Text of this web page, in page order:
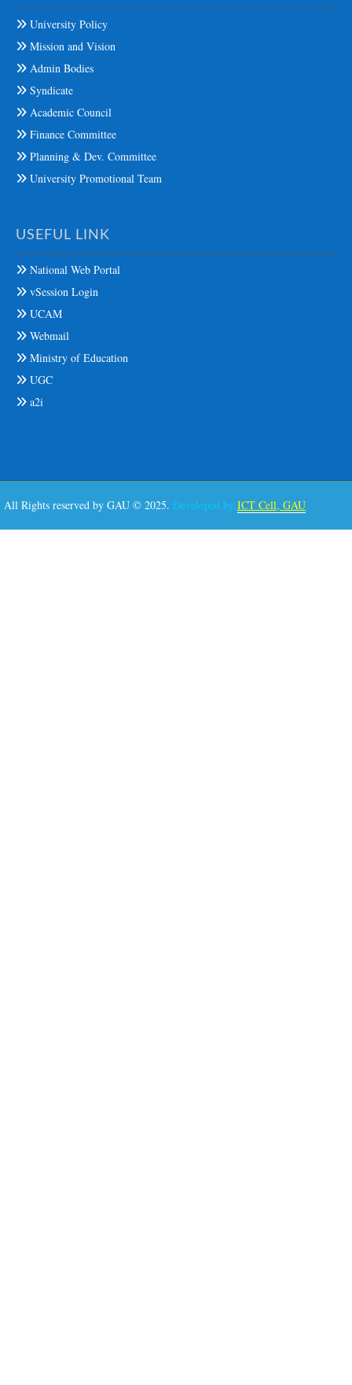
University Policy
Mission and Vision
Admin Bodies
Syndicate
Academic Council
Finance Committee
Planning & Dev. Committee
University Promotional Team
USEFUL LINK
National Web Portal
vSession Login
UCAM
Webmail
Ministry of Education
UGC
a2i
All Rights reserved by GAU © 2025. Developed by:ICT Cell, GAU